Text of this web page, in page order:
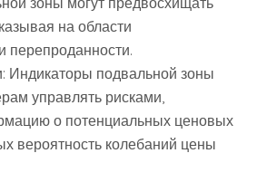
на области
перепроданности.
Индикаторы подвальной зоны
управлять рисками,
о потенциальных ценовых
вероятность колебаний цены